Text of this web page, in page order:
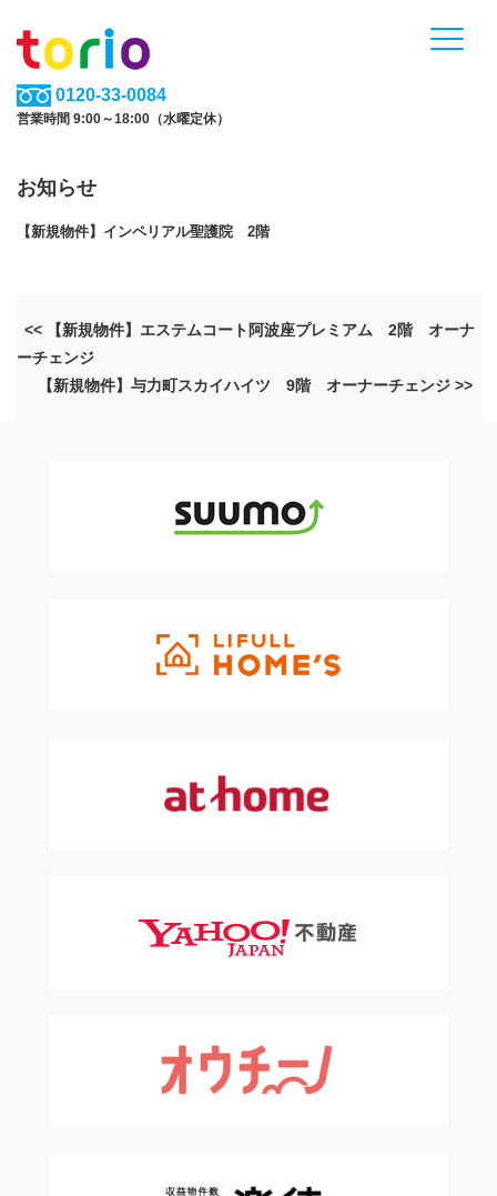
0120-33-0084
営業時間 9:00～18:00（水曜定休）
お知らせ
【新規物件】インペリアル聖護院 2階
<< 【新規物件】エステムコート阿波座プレミアム 2階 オーナ
ーチェンジ
【新規物件】与力町スカイハイツ 9階 オーナーチェンジ >>